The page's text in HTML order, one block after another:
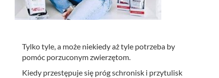
Tylko tyle, a może niekiedy aż tyle potrzeba by
pomóc porzuconym zwierzętom.
Kiedy przestępuje się próg schronisk i przytulisk